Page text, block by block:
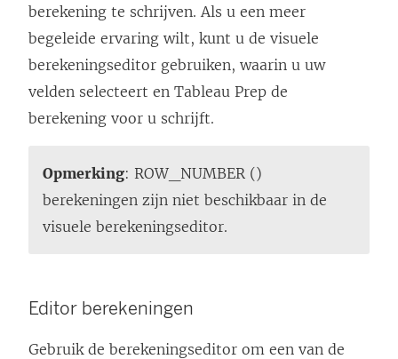
berekening te schrijven. Als u een meer
begeleide ervaring wilt, kunt u de visuele
berekeningseditor gebruiken, waarin u uw
velden selecteert en Tableau Prep de
berekening voor u schrijft.
Opmerking: ROW_NUMBER ()
berekeningen zijn niet beschikbaar in de
visuele berekeningseditor.
Editor berekeningen
Gebruik de berekeningseditor om een van de